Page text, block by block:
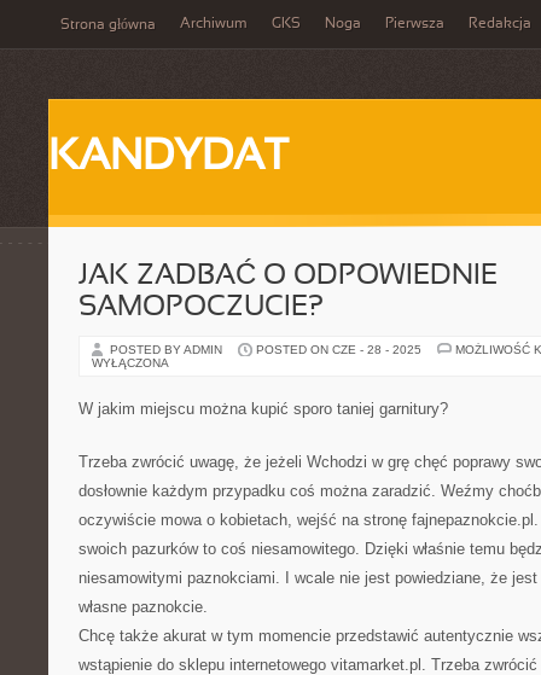
Strona główna Archiwum GKS Noga Pierwsza Redakcja
KANDYDAT
JAK ZADBAĆ O ODPOWIEDNIE
SAMOPOCZUCIE?
POSTED BY ADMIN POSTED ON CZE - 28 - 2025
MOŻLIWOŚĆ
WYŁĄCZONA
W jakim miejscu można kupić sporo taniej garnitury?
Trzeba zwrócić uwagę, że jeżeli Wchodzi w grę chęć poprawy
dosłownie każdym przypadku coś można zaradzić. Weźmy
oczywiście mowa o kobietach, wejść na stronę
swoich pazurków to coś niesamowitego. Dzięki właśnie temu
niesamowitymi paznokciami. I wcale nie jest powiedziane, że
własne paznokcie.
Chcę także akurat w tym momencie przedstawić autentycznie
wstąpienie do sklepu internetowego vitamarket.pl. Trzeba